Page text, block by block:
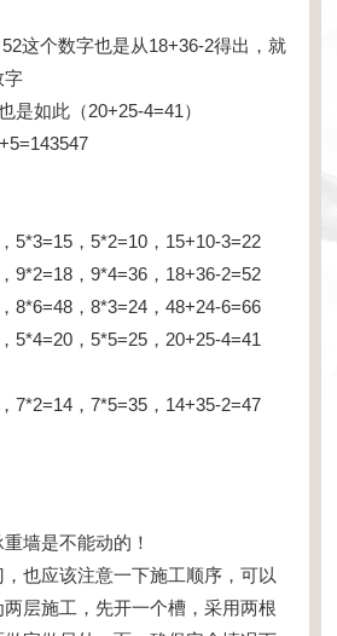
这个数字也是从18+36-2得出，就
字
如此（20+25-4=41）
，5*2=10，15+10-3=22
，9*4=36，18+36-2=52
，8*3=24，48+24-6=66
，5*5=25，20+25-4=41
，7*5=35，14+35-2=47
墙是不能动的！
应该注意一下施工顺序，可以
层施工，先开一个槽，采用两根